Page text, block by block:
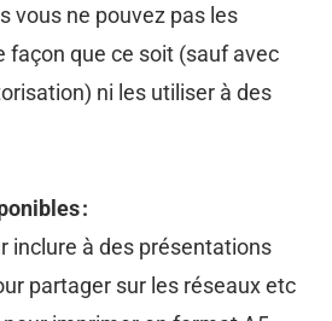
vous ne pouvez pas les
façon que ce soit (sauf avec
ni les utiliser à des
:
inclure à des présentations
partager sur les réseaux etc